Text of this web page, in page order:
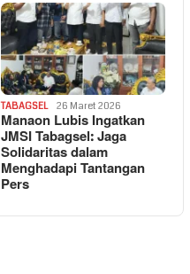
TABAGSEL 26 Maret 2026
Manaon Lubis Ingatkan
JMSI Tabagsel: Jaga
Solidaritas dalam
Menghadapi Tantangan
Pers